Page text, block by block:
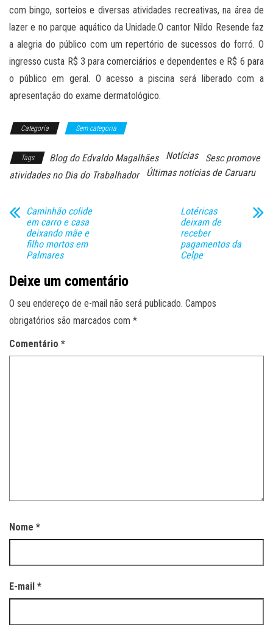
com bingo, sorteios e diversas atividades recreativas, na área de
lazer e no parque aquático da Unidade.O cantor Nildo Resende faz
a alegria do público com um repertório de sucessos do forró. O
ingresso custa R$ 3 para comerciários e dependentes e R$ 6 para
o público em geral. O acesso a piscina será liberado com a
apresentação do exame dermatológico.
Categoria Sem categoria
Tags Blog do Edvaldo Magalhães Notícias
Sesc promove
atividades no Dia do Trabalhador
Últimas notícias de Caruaru
Caminhão colide
em carro e casa
deixando mãe e
filho mortos em
Palmares
Lotéricas
deixam de
receber
pagamentos da
Celpe
Deixe um comentário
O seu endereço de e-mail não será publicado. Campos
obrigatórios são marcados com *
Comentário *
Nome *
E-mail *